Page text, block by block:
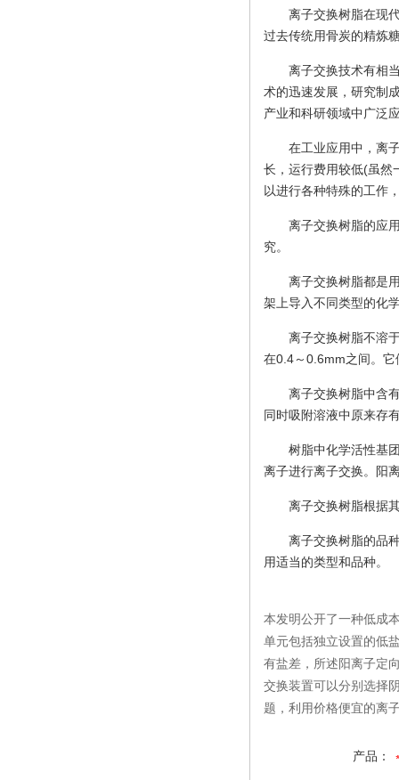
离子交换树脂在现
过去传统用骨炭的精炼
离子交换技术有相
术的迅速发展，研究制
产业和科研领域中广泛
在工业应用中，离
长，运行费用较低(虽然
以进行各种特殊的工作
离子交换树脂的应
究。
离子交换树脂都是
架上导入不同类型的化
离子交换树脂不溶
在0.4～0.6mm之间。
离子交换树脂中含
同时吸附溶液中原来存
树脂中化学活性基
离子进行离子交换。阳
离子交换树脂根据
离子交换树脂的品
用适当的类型和品种。
本发明公开了一种低成
单元包括独立设置的低
有盐差，所述阳离子定
交换装置可以分别选择
题，利用价格便宜的离
产品：